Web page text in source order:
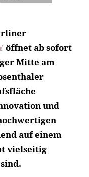
öffnet ab sofort
Mitte am
und
auf einem
vielseitig